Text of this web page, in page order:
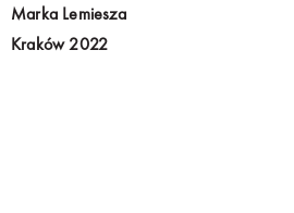
Marka Lemiesza
Kraków 2022